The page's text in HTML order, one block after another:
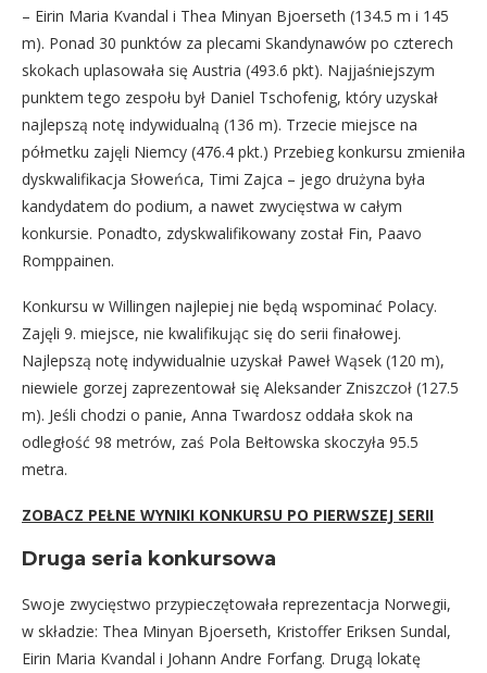
– Eirin Maria Kvandal i Thea Minyan Bjoerseth (134.5 m i 145
m). Ponad 30 punktów za plecami Skandynawów po czterech
skokach uplasowała się Austria (493.6 pkt). Najjaśniejszym
punktem tego zespołu był Daniel Tschofenig, który uzyskał
najlepszą notę indywidualną (136 m). Trzecie miejsce na
półmetku zajęli Niemcy (476.4 pkt.) Przebieg konkursu zmieniła
dyskwalifikacja Słoweńca, Timi Zajca – jego drużyna była
kandydatem do podium, a nawet zwycięstwa w całym
konkursie. Ponadto, zdyskwalifikowany został Fin, Paavo
Romppainen.
Konkursu w Willingen najlepiej nie będą wspominać Polacy.
Zajęli 9. miejsce, nie kwalifikując się do serii finałowej.
Najlepszą notę indywidualnie uzyskał Paweł Wąsek (120 m),
niewiele gorzej zaprezentował się Aleksander Zniszczoł (127.5
m). Jeśli chodzi o panie, Anna Twardosz oddała skok na
odległość 98 metrów, zaś Pola Bełtowska skoczyła 95.5
metra.
ZOBACZ PEŁNE WYNIKI KONKURSU PO PIERWSZEJ SERII
Druga seria konkursowa
Swoje zwycięstwo przypieczętowała reprezentacja Norwegii,
w składzie: Thea Minyan Bjoerseth, Kristoffer Eriksen Sundal,
Eirin Maria Kvandal i Johann Andre Forfang. Drugą lokatę